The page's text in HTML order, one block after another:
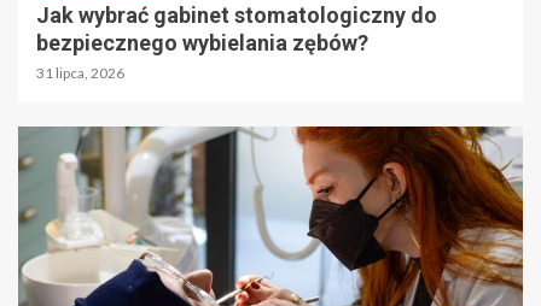
Jak wybrać gabinet stomatologiczny do
bezpiecznego wybielania zębów?
31 lipca, 2026